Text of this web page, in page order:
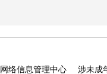
络信息管理中心 涉未成